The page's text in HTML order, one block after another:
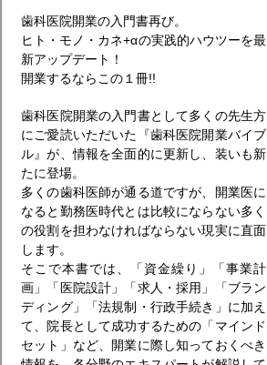
歯科医院開業の入門書再び。
ヒト・モノ・カネ+αの実践的ハウツーを最
新アップデート！
開業するならこの１冊!!
歯科医院開業の入門書として多くの先生方
にご愛読いただいた『歯科医院開業バイブ
ル』が、情報を全面的に更新し、装いも新
たに登場。
多くの歯科医師が通る道ですが、開業医に
なると勤務医時代とは比較にならない多く
の役割を担わなければならない現実に直面
します。
そこで本書では、「資金繰り」「事業計
画」「医院設計」「求人・採用」「ブラン
ディング」「法規制・行政手続き」に加え
て、院長として成功するための「マインド
セット」など、開業に際し知っておくべき